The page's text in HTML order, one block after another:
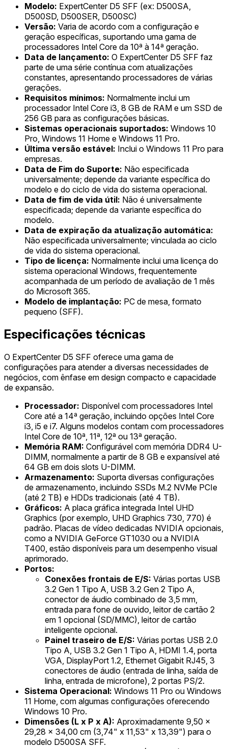
Modelo: ExpertCenter D5 SFF (ex: D500SA,
D500SD, D500SER, D500SC)
Versão: Varia de acordo com a configuração e
geração específicas, suportando uma gama de
processadores Intel Core da 10ª à 14ª geração.
Data de lançamento: O ExpertCenter D5 SFF faz
parte de uma série contínua com atualizações
constantes, apresentando processadores de várias
gerações.
Requisitos mínimos: Normalmente inclui um
processador Intel Core i3, 8 GB de RAM e um SSD de
256 GB para as configurações básicas.
Sistemas operacionais suportados: Windows 10
Pro, Windows 11 Home e Windows 11 Pro.
Última versão estável: Inclui o Windows 11 Pro para
empresas.
Data de Fim do Suporte: Não especificada
universalmente; depende da variante específica do
modelo e do ciclo de vida do sistema operacional.
Data de fim de vida útil: Não é universalmente
especificada; depende da variante específica do
modelo.
Data de expiração da atualização automática:
Não especificada universalmente; vinculada ao ciclo
de vida do sistema operacional.
Tipo de licença: Normalmente inclui uma licença do
sistema operacional Windows, frequentemente
acompanhada de um período de avaliação de 1 mês
do Microsoft 365.
Modelo de implantação: PC de mesa, formato
pequeno (SFF).
Especificações técnicas
O ExpertCenter D5 SFF oferece uma gama de
configurações para atender a diversas necessidades de
negócios, com ênfase em design compacto e capacidade
de expansão.
Processador: Disponível com processadores Intel
Core até a 14ª geração, incluindo opções Intel Core
i3, i5 e i7. Alguns modelos contam com processadores
Intel Core de 10ª, 11ª, 12ª ou 13ª geração.
Memória RAM: Configurável com memória DDR4 U-
DIMM, normalmente a partir de 8 GB e expansível até
64 GB em dois slots U-DIMM.
Armazenamento: Suporta diversas configurações
de armazenamento, incluindo SSDs M.2 NVMe PCIe
(até 2 TB) e HDDs tradicionais (até 4 TB).
Gráficos: A placa gráfica integrada Intel UHD
Graphics (por exemplo, UHD Graphics 730, 770) é
padrão. Placas de vídeo dedicadas NVIDIA opcionais,
como a NVIDIA GeForce GT1030 ou a NVIDIA
T400, estão disponíveis para um desempenho visual
aprimorado.
Portos:
Conexões frontais de E/S: Várias portas USB
3.2 Gen 1 Tipo A, USB 3.2 Gen 2 Tipo A,
conector de áudio combinado de 3,5 mm,
entrada para fone de ouvido, leitor de cartão 2
em 1 opcional (SD/MMC), leitor de cartão
inteligente opcional.
Painel traseiro de E/S: Várias portas USB 2.0
Tipo A, USB 3.2 Gen 1 Tipo A, HDMI 1.4, porta
VGA, DisplayPort 1.2, Ethernet Gigabit RJ45, 3
conectores de áudio (entrada de linha, saída de
linha, entrada de microfone), 2 portas PS/2.
Sistema Operacional: Windows 11 Pro ou Windows
11 Home, com algumas configurações oferecendo
Windows 10 Pro.
Dimensões (L x P x A): Aproximadamente 9,50 x
29,28 x 34,00 cm (3,74" x 11,53" x 13,39") para o
modelo D500SA SFF.